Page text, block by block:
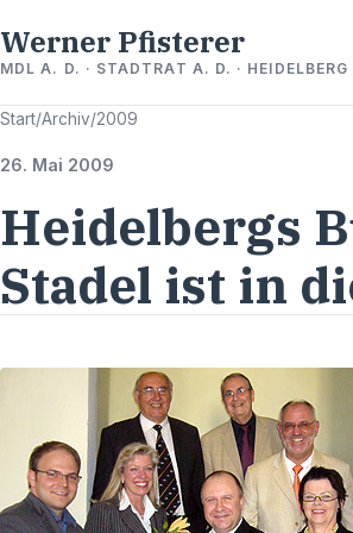
Werner Pfisterer
MDL A. D. · STADTRAT A. D. · HEIDELBERG
Start/Archiv/2009
26. Mai 2009
Heidelbergs
Stadel ist in